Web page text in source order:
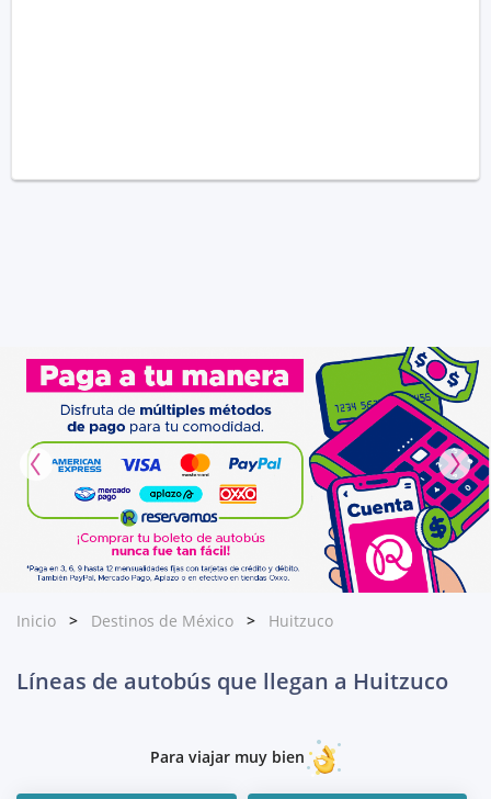
Inicio Destinos de México Huitzuco
Líneas de autobús que llegan a Huitzuco
Para viajar muy bien